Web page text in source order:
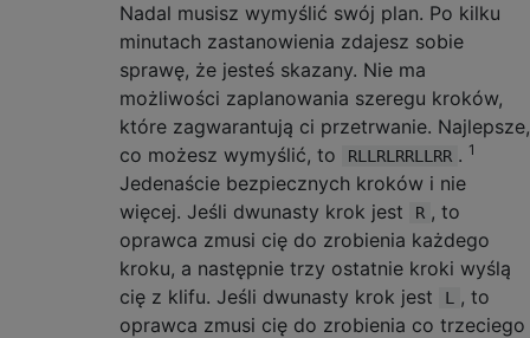
Nadal musisz wymyślić swój plan. Po kilku
minutach zastanowienia zdajesz sobie
sprawę, że jesteś skazany. Nie ma
możliwości zaplanowania szeregu kroków,
które zagwarantują ci przetrwanie. Najlepsze,
co możesz wymyślić, to
RLLRLRRLLRR . 1
Jedenaście bezpiecznych kroków i nie
więcej. Jeśli dwunasty krok jest
R , to
oprawca zmusi cię do zrobienia każdego
kroku, a następnie trzy ostatnie kroki wyślą
cię z klifu. Jeśli dwunasty krok jest
L
, to
oprawca zmusi cię do zrobienia co trzeciego